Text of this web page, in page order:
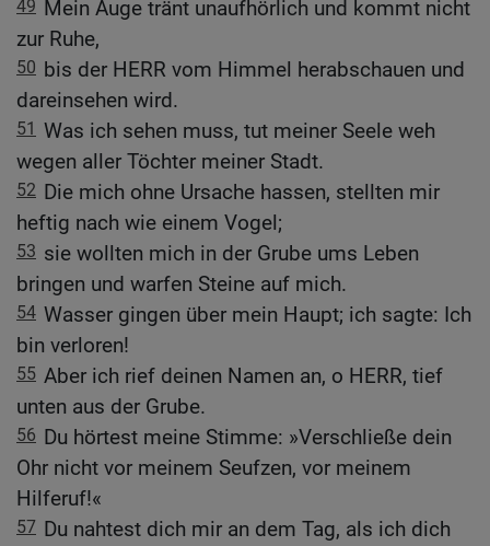
49 Mein Auge tränt unaufhörlich und kommt nicht
zur Ruhe,
50 bis der HERR vom Himmel herabschauen und
dareinsehen wird.
51 Was ich sehen muss, tut meiner Seele weh
wegen aller Töchter meiner Stadt.
52 Die mich ohne Ursache hassen, stellten mir
heftig nach wie einem Vogel;
53 sie wollten mich in der Grube ums Leben
bringen und warfen Steine auf mich.
54 Wasser gingen über mein Haupt; ich sagte: Ich
bin verloren!
55 Aber ich rief deinen Namen an, o HERR, tief
unten aus der Grube.
56 Du hörtest meine Stimme: »Verschließe dein
Ohr nicht vor meinem Seufzen, vor meinem
Hilferuf!«
57 Du nahtest dich mir an dem Tag, als ich dich